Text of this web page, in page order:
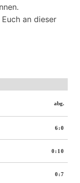
an dieser